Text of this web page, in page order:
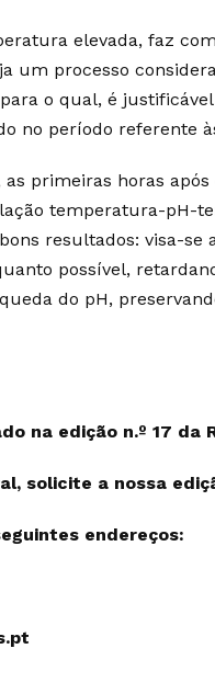
elevada, faz
um processo
o qual, é
no período referente
primeiras horas
temperatura-pH-
resultados: visa-
possível,
do pH,
na edição n.º 17 da
solicite a nossa
endereços: